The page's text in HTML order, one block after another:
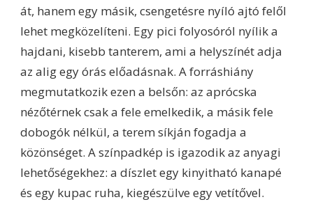
át, hanem egy másik, csengetésre nyíló ajtó felől
lehet megközelíteni. Egy pici folyosóról nyílik a
hajdani, kisebb tanterem, ami a helyszínét adja
az alig egy órás előadásnak. A forráshiány
megmutatkozik ezen a belsőn: az aprócska
nézőtérnek csak a fele emelkedik, a másik fele
dobogók nélkül, a terem síkján fogadja a
közönséget. A színpadkép is igazodik az anyagi
lehetőségekhez: a díszlet egy kinyitható kanapé
és egy kupac ruha, kiegészülve egy vetítővel.